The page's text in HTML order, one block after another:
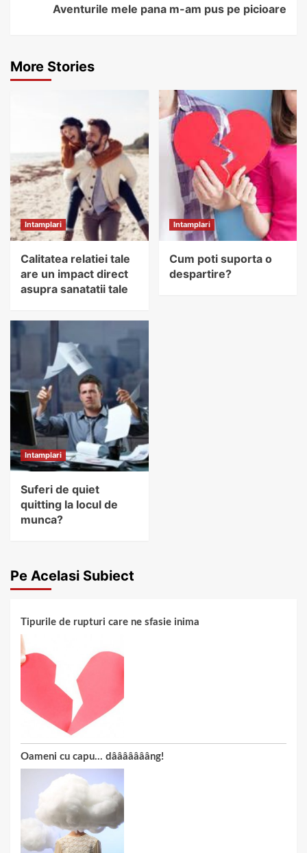
Aventurile mele pana m-am pus pe picioare
More Stories
Intamplari
Calitatea relatiei tale
are un impact direct
asupra sanatatii tale
Intamplari
Cum poti suporta o
despartire?
Intamplari
Suferi de quiet
quitting la locul de
munca?
Pe Acelasi Subiect
Tipurile de rupturi care ne sfasie inima
Oameni cu capu… dâââââââng!